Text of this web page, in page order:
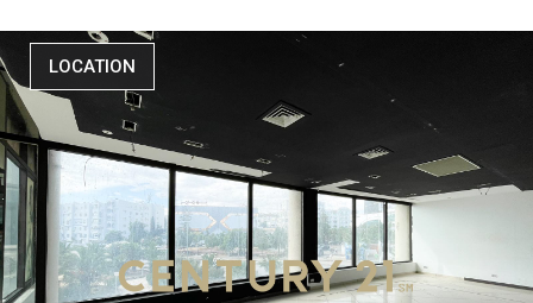
LOCATION